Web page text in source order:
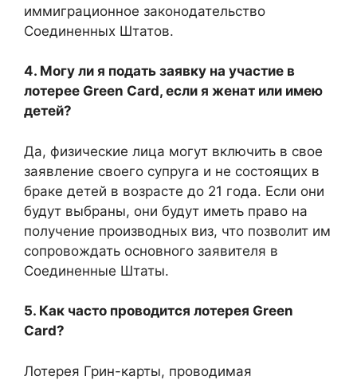
иммиграционное законодательство
Соединенных Штатов.
4. Могу ли я подать заявку на участие в
лотерее Green Card, если я женат или имею
детей?
Да, физические лица могут включить в свое
заявление своего супруга и не состоящих в
браке детей в возрасте до 21 года. Если они
будут выбраны, они будут иметь право на
получение производных виз, что позволит им
сопровождать основного заявителя в
Соединенные Штаты.
5. Как часто проводится лотерея Green
Card?
Лотерея Грин-карты, проводимая